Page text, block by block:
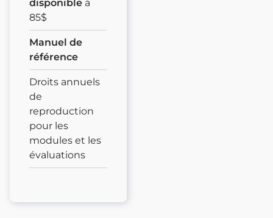
disponible à
85$
Manuel de
référence
Droits annuels
de
reproduction
pour les
modules et les
évaluations